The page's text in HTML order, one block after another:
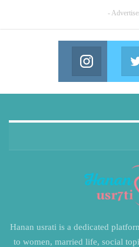
-
Join us on
Twitter
Join us on Twitter
Hanan usrati is a dedicated
to women, married life, social